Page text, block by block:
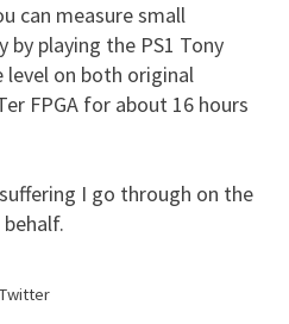
can measure small
playing the PS1 Tony
level on both original
FPGA for about 16 hours
I go through on the
Twitter